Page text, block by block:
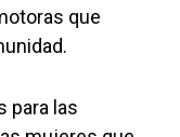
que
para las